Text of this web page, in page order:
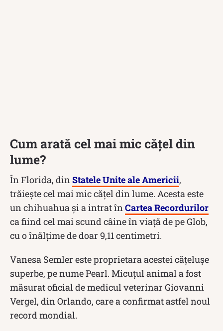
Cum arată cel mai mic cățel din
lume?
În Florida, din Statele Unite ale Americii,
trăiește cel mai mic cățel din lume. Acesta este
un chihuahua și a intrat în Cartea Recordurilor
ca fiind cel mai scund câine în viață de pe Glob,
cu o înălțime de doar 9,11 centimetri.
Vanesa Semler este proprietara acestei cățelușe
superbe, pe nume Pearl. Micuțul animal a fost
măsurat oficial de medicul veterinar Giovanni
Vergel, din Orlando, care a confirmat astfel noul
record mondial.